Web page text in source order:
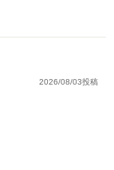
2026/08/03投稿